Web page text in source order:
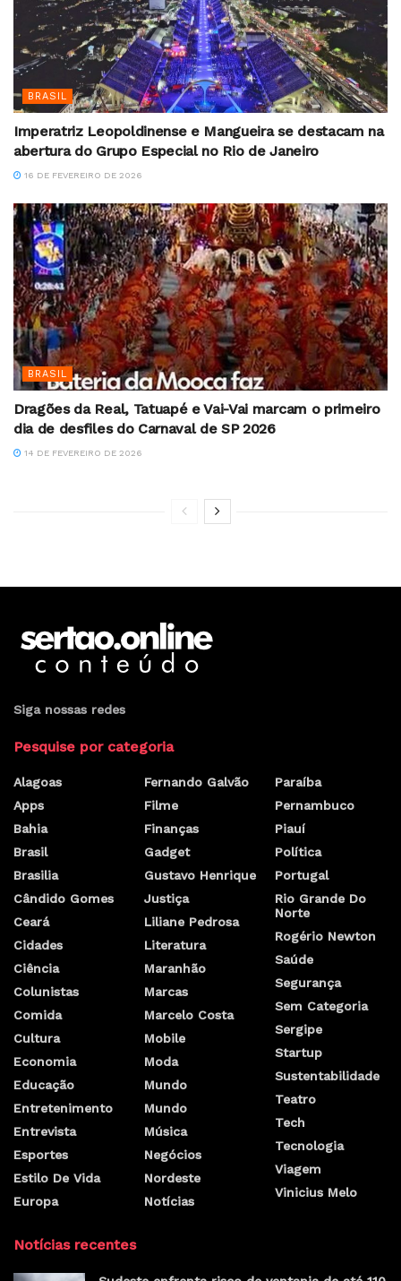
BRASIL
Imperatriz Leopoldinense e Mangueira se destacam na
abertura do Grupo Especial no Rio de Janeiro
16 DE FEVEREIRO DE 2026
BRASIL
Dragões da Real, Tatuapé e Vai-Vai marcam o primeiro
dia de desfiles do Carnaval de SP 2026
14 DE FEVEREIRO DE 2026
Siga nossas redes
Pesquise por categoria
Alagoas
Apps
Bahia
Brasil
Brasilia
Cândido Gomes
Ceará
Cidades
Ciência
Colunistas
Comida
Cultura
Economia
Educação
Entretenimento
Entrevista
Esportes
Estilo De Vida
Europa
Fernando Galvão
Filme
Finanças
Gadget
Gustavo Henrique
Justiça
Liliane Pedrosa
Literatura
Maranhão
Marcas
Marcelo Costa
Mobile
Moda
Mundo
Mundo
Música
Negócios
Nordeste
Notícias
Paraíba
Pernambuco
Piauí
Política
Portugal
Rio Grande Do
Norte
Rogério Newton
Saúde
Segurança
Sem Categoria
Sergipe
Startup
Sustentabilidade
Teatro
Tech
Tecnologia
Viagem
Vinicius Melo
Notícias recentes